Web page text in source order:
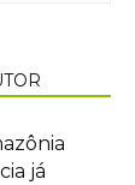
já